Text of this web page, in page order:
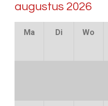
augustus 2026
Ma Di Wo